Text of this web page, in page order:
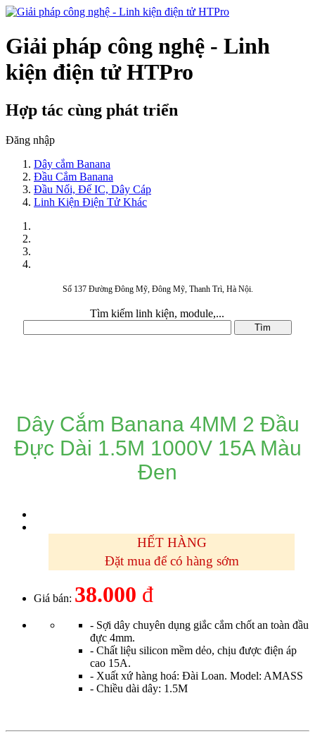
Giải pháp công nghệ - Linh
kiện điện tử HTPro
Hợp tác cùng phát triển
Đăng nhập
Dây cắm Banana
Đầu Cắm Banana
Đầu Nối, Đế IC, Dây Cáp
Linh Kiện Điện Tử Khác
Số 137 Đường Đông Mỹ, Đông Mỹ, Thanh Trì, Hà Nội.
Tìm kiếm linh kiện, module,...
Dây Cắm Banana 4MM 2 Đầu
Đực Dài 1.5M 1000V 15A Màu
Đen
HẾT HÀNG
Đặt mua để có hàng sớm
Giá bán: 38.000 đ
- Sợi dây chuyên dụng giắc cắm chốt an toàn đầu
đực 4mm.
- Chất liệu silicon mềm dẻo, chịu được điện áp
cao 15A.
- Xuất xứ hàng hoá: Đài Loan. Model: AMASS
- Chiều dài dây: 1.5M